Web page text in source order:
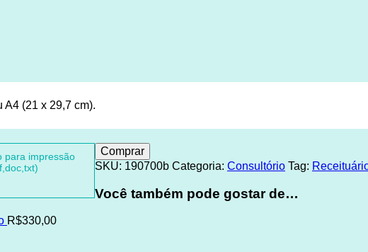
A4 (21 x 29,7 cm).
para impressão
Comprar
SKU: 190700b Categoria: Consultório Tag:
Você também pode gostar de…
R$330,00